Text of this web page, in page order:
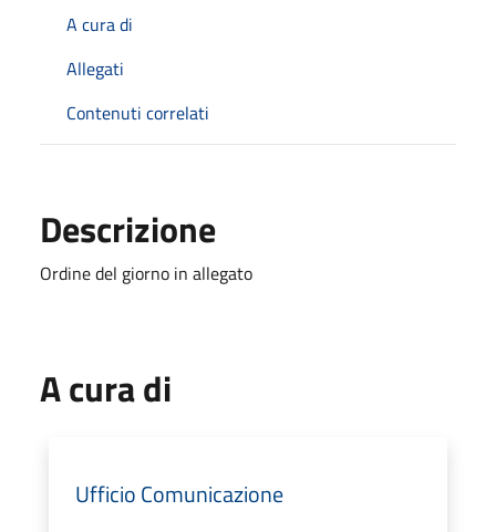
A cura di
Allegati
Contenuti correlati
Descrizione
Ordine del giorno in allegato
A cura di
Ufficio Comunicazione